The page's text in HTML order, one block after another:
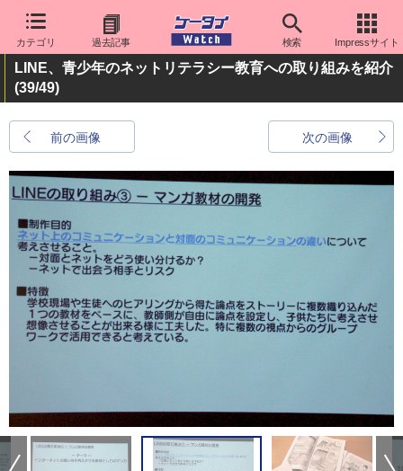
カテゴリ 過去記事 検索 Impressサイト
LINE、青少年のネットリテラシー教育への取り組みを紹介
(39/49)
前の画像 次の画像